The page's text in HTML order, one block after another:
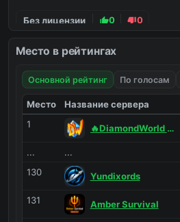
Без лицензии 0 0
Язык и страны
Русские 0
Платформа
Похожие на известные
Похожие на FunTime 0
Место в рейтингах
Основной рейтинг По голосам
Место Название сервера
1
🔥DiamondWorld 🔥PrisonEvo 🔥
... ...
130
Yundixords
131 Amber Survival